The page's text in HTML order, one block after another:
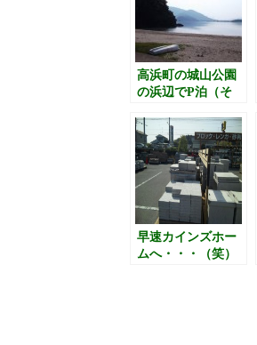
高浜町の城山公園
の浜辺でP泊（そ
早速カインズホー
ムへ・・・（笑）